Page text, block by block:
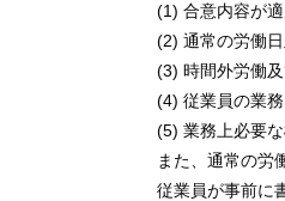
(1) 合意内容が
(2) 通常の労働
(3) 時間外労働
(4) 従業員の業
(5) 業務上必要
また、通常の労
従業員が事前に